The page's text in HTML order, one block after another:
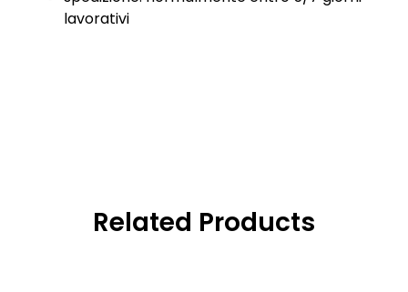
lavorativi
Related Products